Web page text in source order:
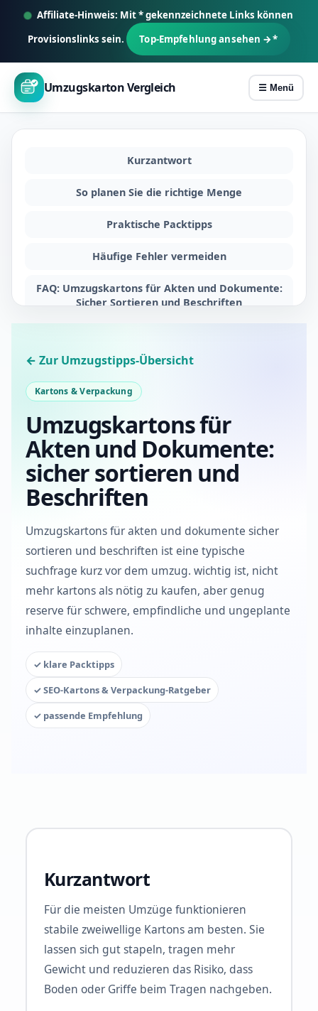
I
Affiliate-Hinweis: Mit * gekennzeichnete Links können
Provisionslinks sein.
Top-Empfehlung ansehen →*
Umzugskarton Vergleich ☰ Menü
Kurzantwort
So planen Sie die richtige Menge
Praktische Packtipps
Häufige Fehler vermeiden
FAQ: Umzugskartons für Akten und Dokumente:
Sicher Sortieren und Beschriften
Sind gebrauchte Kartons ausreichend?
Wann sollte ich Kartons bestellen?
← Zur Umzugstipps-Übersicht
Kartons & Verpackung
Umzugskartons für
Akten und Dokumente:
sicher sortieren und
Beschriften
Umzugskartons für akten und dokumente sicher
sortieren und beschriften ist eine typische
suchfrage kurz vor dem umzug. wichtig ist, nicht
mehr kartons als nötig zu kaufen, aber genug
reserve für schwere, empfindliche und ungeplante
inhalte einzuplanen.
✓ klare Packtipps
✓ SEO-Kartons & Verpackung-Ratgeber
✓ passende Empfehlung
Kurzantwort
Für die meisten Umzüge funktionieren
stabile zweiwellige Kartons am besten. Sie
lassen sich gut stapeln, tragen mehr
Gewicht und reduzieren das Risiko, dass
Boden oder Griffe beim Tragen nachgeben.